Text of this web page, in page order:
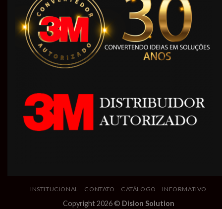
INSTITUCIONAL CONTATO CATÁLOGO INFORMATIVO
Copyright 2026 © Dislon Solution